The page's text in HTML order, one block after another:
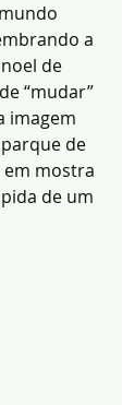
a
de
“mudar”
imagem
de
em mostra
de um